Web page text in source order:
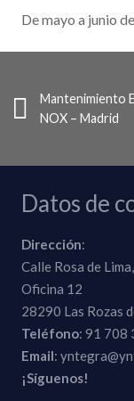
De mayo a junio
Mantenimiento
NOX – Madrid
Datos de
Dirección:
Calle Rosa de
Oficina 12
28290 Las Rozas
Teléfono: 91 708
Email:
¡Síguenos!